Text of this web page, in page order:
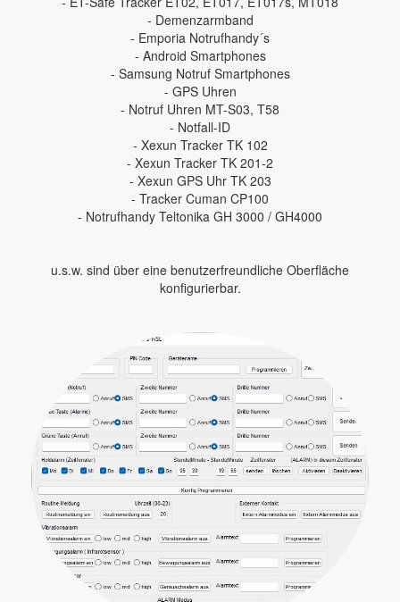
- Demenzarmband
- Emporia Notrufhandy´s
- Android Smartphones
- Samsung Notruf Smartphones
- GPS Uhren
- Notruf Uhren MT-S03, T58
- Notfall-ID
- Xexun Tracker TK 102
- Xexun Tracker TK 201-2
- Xexun GPS Uhr TK 203
- Tracker Cuman CP100
- Notrufhandy Teltonika GH 3000 / GH4000
u.s.w. sind über eine benutzerfreundliche Oberfläche
konfigurierbar.